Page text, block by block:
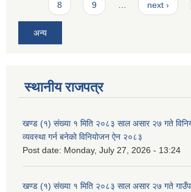
8 9 next ›
अन्य
स्थानीय राजपत्र
खण्ड (१) संख्या १ मिति २०८३ साल असार २७ गते
व्यवस्था गर्न बनेको विनियोजन ऐन २०८३
Post date: Monday, July 27, 2026 - 13:24
खण्ड (१) संख्या १ मिति २०८३ साल असार २७ गते